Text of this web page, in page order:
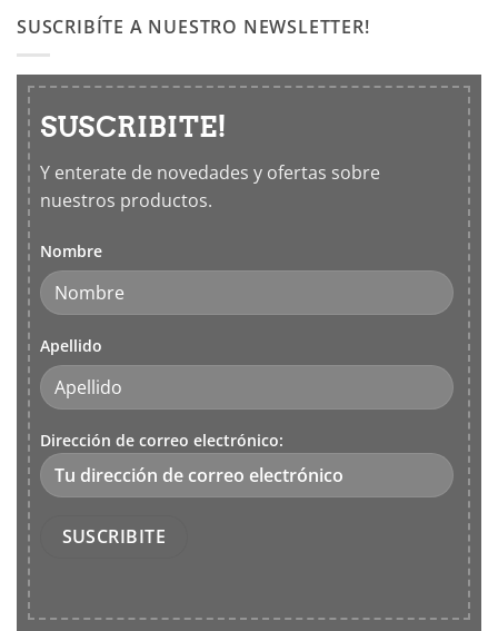
sentidos
SUSCRIBÍTE A NUESTRO NEWSLETTER!
SUSCRIBITE!
Y enterate de novedades y ofertas sobre
nuestros productos.
Nombre
Apellido
Dirección de correo electrónico: